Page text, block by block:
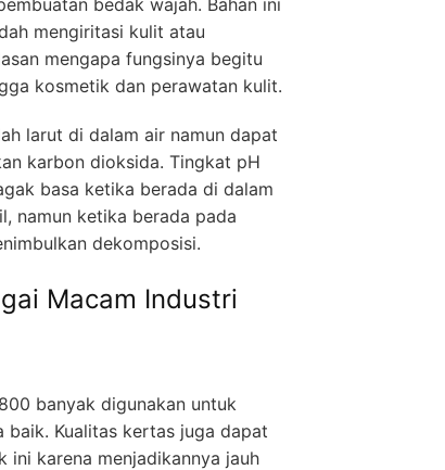
mengiritasi kulit atau
mengapa fungsinya begitu
kosmetik dan perawatan kulit.
larut di dalam air namun dapat
karbon dioksida. Tingkat pH
basa ketika berada di dalam
namun ketika berada pada
dekomposisi.
Macam Industri
banyak digunakan untuk
baik. Kualitas kertas juga dapat
ini karena menjadikannya jauh